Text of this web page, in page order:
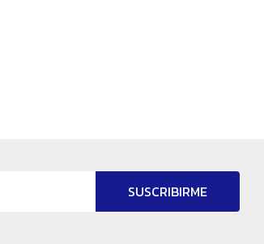
SUSCRIBIRME